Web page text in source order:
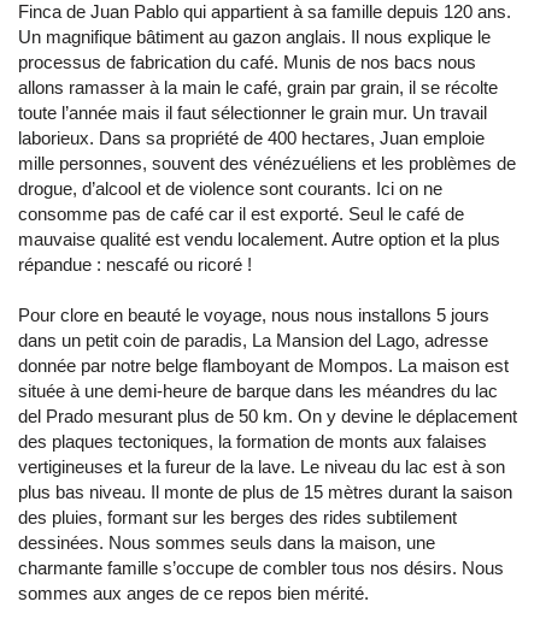
Finca de Juan Pablo qui appartient à sa famille depuis 120 ans.
Un magnifique bâtiment au gazon anglais. Il nous explique le
processus de fabrication du café. Munis de nos bacs nous
allons ramasser à la main le café, grain par grain, il se récolte
toute l’année mais il faut sélectionner le grain mur. Un travail
laborieux. Dans sa propriété de 400 hectares, Juan emploie
mille personnes, souvent des vénézuéliens et les problèmes de
drogue, d’alcool et de violence sont courants. Ici on ne
consomme pas de café car il est exporté. Seul le café de
mauvaise qualité est vendu localement. Autre option et la plus
répandue : nescafé ou ricoré !
Pour clore en beauté le voyage, nous nous installons 5 jours
dans un petit coin de paradis, La Mansion del Lago, adresse
donnée par notre belge flamboyant de Mompos. La maison est
située à une demi-heure de barque dans les méandres du lac
del Prado mesurant plus de 50 km. On y devine le déplacement
des plaques tectoniques, la formation de monts aux falaises
vertigineuses et la fureur de la lave. Le niveau du lac est à son
plus bas niveau. Il monte de plus de 15 mètres durant la saison
des pluies, formant sur les berges des rides subtilement
dessinées. Nous sommes seuls dans la maison, une
charmante famille s’occupe de combler tous nos désirs. Nous
sommes aux anges de ce repos bien mérité.